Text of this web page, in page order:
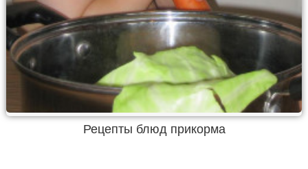
Рецепты блюд прикорма